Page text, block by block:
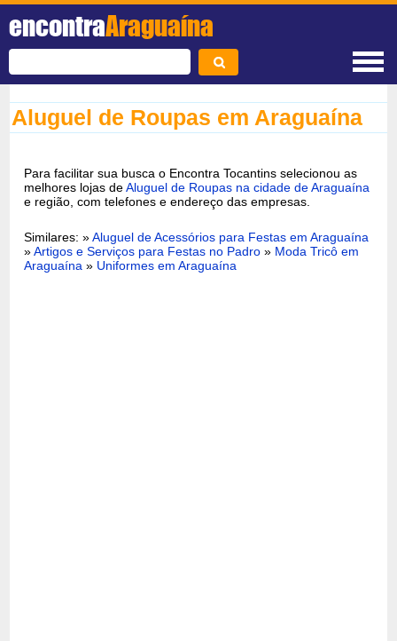
encontraAraguaína
Aluguel de Roupas em Araguaína
Para facilitar sua busca o Encontra Tocantins selecionou as
melhores lojas deAluguel de Roupas na cidade de Araguaína
e região, com telefones e endereço das empresas.
Similares: »Aluguel de Acessórios para Festas em Araguaína
»Artigos e Serviços para Festas no Padro » Moda Tricô em
Araguaína » Uniformes em Araguaína